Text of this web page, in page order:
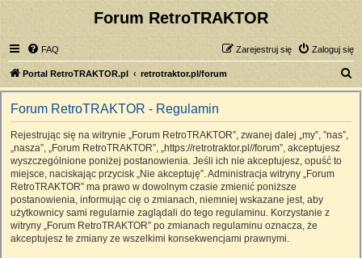
Forum RetroTRAKTOR
FAQ Zaloguj się
Zarejestruj się
Portal RetroTRAKTOR.pl retrotraktor.pl/forum
z
Forum RetroTRAKTOR - Regulamin
Rejestrując się na witrynie „Forum RetroTRAKTOR”, zwanej dalej „my”, ”nas”,
„nasza”, „Forum RetroTRAKTOR”, „https://retrotraktor.pl//forum”, akceptujesz
wyszczególnione poniżej postanowienia. Jeśli ich nie akceptujesz, opuść to
miejsce, naciskając przycisk „Nie akceptuję”. Administracja witryny „Forum
RetroTRAKTOR” ma prawo w dowolnym czasie zmienić poniższe
postanowienia, informując cię o zmianach, niemniej wskazane jest, aby
użytkownicy sami regularnie zaglądali do tego regulaminu. Korzystanie z
witryny „Forum RetroTRAKTOR” po zmianach regulaminu oznacza, że
akceptujesz te zmiany ze wszelkimi konsekwencjami prawnymi.